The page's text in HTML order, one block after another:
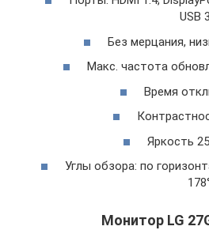
USB
Без мерцания,
Макс. частота
Время
Яркость
Углы обзора: по
Монитор LG